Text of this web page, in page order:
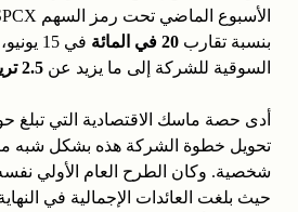
بنسبة تقارب 20 في المائة
في 15
السوقية للشركة إلى ما يزيد عن 2.5 تريليون دولار
تحويل خطوة الشركة هذه بشكل شبه
شخصية. وكان الطرح العام الأولي نفسه